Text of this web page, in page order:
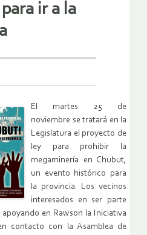
ir a la
El martes 25 de
noviembre se tratará en la
Legislatura el proyecto de
ley para prohibir la
megaminería en Chubut,
un evento histórico para
la provincia. Los vecinos
interesados en ser parte
apoyando en Rawson la Iniciativa
contacto con la Asamblea de